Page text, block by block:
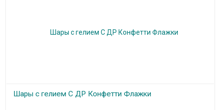
Шары с гелием С ДР Конфетти Флажки